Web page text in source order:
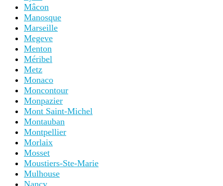
Mâcon
Manosque
Marseille
Megeve
Menton
Méribel
Metz
Monaco
Moncontour
Monpazier
Mont Saint-Michel
Montauban
Montpellier
Morlaix
Mosset
Moustiers-Ste-Marie
Mulhouse
Nancy